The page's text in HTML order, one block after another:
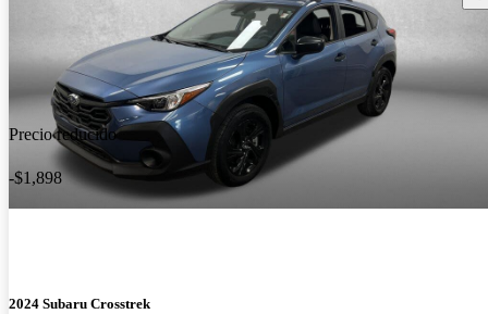
Precio reducido
-$1,898
2024 Subaru Crosstrek